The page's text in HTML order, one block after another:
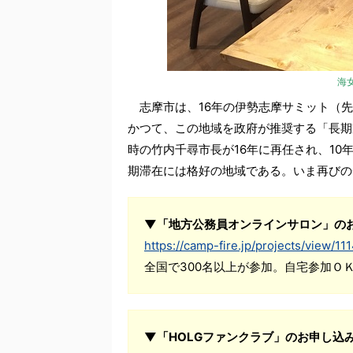
海
志摩市は、16年の伊勢志摩サミット（
かつて、この地域を政府が推奨する「長
時の竹内千尋市長が16年に再任され、10
期滞在には格好の地域である。いま再び
▼「地方公務員オンラインサロン」の
https://camp-fire.jp/projects/view/
全国で300名以上が参加。自宅参加Ｏ
▼「HOLGファンクラブ」のお申し込